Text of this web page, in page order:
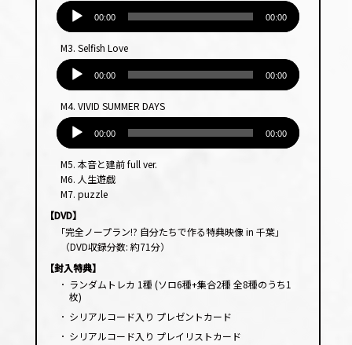
ヤー
レー
ヤー
00:00 00:00
M3. Selfish Love
レー
ヤー
00:00 00:00
M4. VIVID SUMMER DAYS
レー
ヤー
00:00 00:00
M5. 本音と建前 full ver.
M6. 人生遊戯
M7. puzzle
【DVD】
｢完全ノープラン!? 自分たちで作る特典映像 in 千葉｣
（DVD収録分数: 約71分）
【封入特典】
･ ランダムトレカ 1種 (ソロ6種+集合2種 全8種のうち1
枚)
･ シリアルコード入り プレゼントカード
･ シリアルコード入り プレイリストカード